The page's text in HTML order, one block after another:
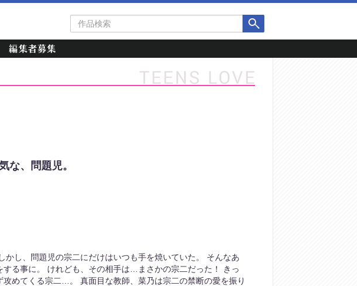
品
な、問題児。
かし、問題児の宗二にだけはいつも手を焼いていた。 そんなあ
する事に。 けれども、その相手は…まさかの宗二だった！ きっ
めてくる宗二…。 真面目な教師、菜乃は宗二の禁断の愛を振り